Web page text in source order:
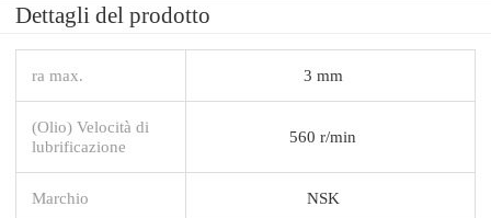
Dettagli del prodotto
ra max. 3 mm
(Olio) Velocità di
lubrificazione
560 r/min
Marchio NSK